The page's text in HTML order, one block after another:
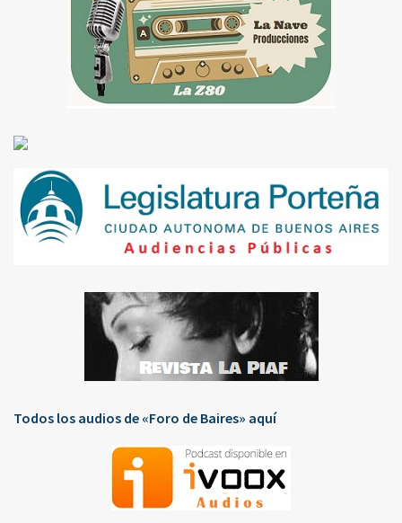
Todos los audios de «Foro de Baires» aquí